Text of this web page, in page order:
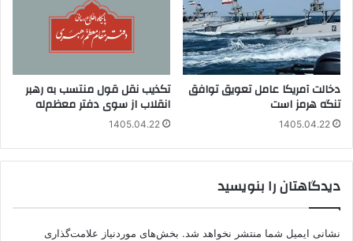
دخالت آمریکا عامل تعویق توافق
تنگه هرمز است
1405.04.22
تکذیب نقل قول منتسب به رهبر
انقلاب از سوی دفتر معظم‌له
1405.04.22
دیدگاهتان را بنویسید
نشانی ایمیل شما منتشر نخواهد شد. بخش‌های موردنیاز علامت‌گذاری